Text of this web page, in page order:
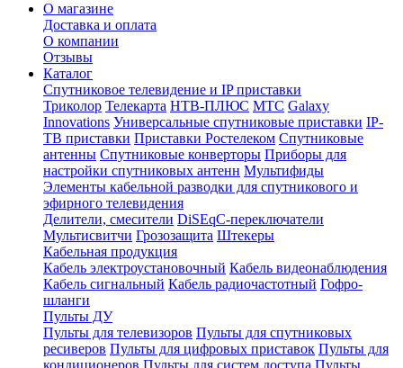
О магазине
Доставка и оплата
О компании
Отзывы
Каталог
Спутниковое телевидение и IP приставки
Триколор Телекарта НТВ-ПЛЮС МТС Galaxy
Innovations Универсальные спутниковые приставки IP-
ТВ приставки Приставки Ростелеком Спутниковые
антенны Спутниковые конверторы Приборы для
настройки спутниковых антенн Мультифиды
Элементы кабельной разводки для спутникового и
эфирного телевидения
Делители, смесители DiSEqC-переключатели
Мультисвитчи Грозозащита Штекеры
Кабельная продукция
Кабель электроустановочный Кабель видеонаблюдения
Кабель сигнальный Кабель радиочастотный Гофро-
шланги
Пульты ДУ
Пульты для телевизоров Пульты для спутниковых
ресиверов Пульты для цифровых приставок Пульты для
кондиционеров Пульты для систем доступа Пульты